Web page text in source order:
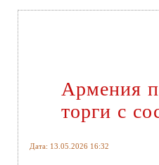
Армения
торги с
Дата: 13.05.2026 16:32